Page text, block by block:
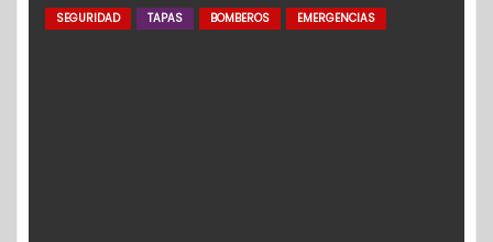
SEGURIDAD TAPAS BOMBEROS EMERGENCIAS